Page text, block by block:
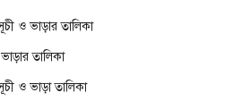
ও ভাড়ার তালিকা
তালিকা
ও ভাড়া তালিকা